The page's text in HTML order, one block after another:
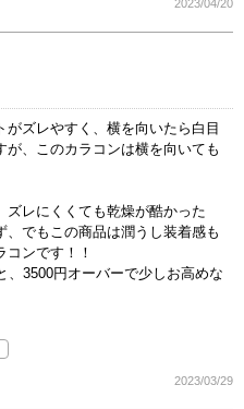
2023/04/20
ズレやすく、横を向いたら白目
、このカラコンは横を向いても
レにくくても乾燥が酷かった
、でもこの商品は潤うし装着感も
ンです！！
、3500円オーバーで少しお高めな
2023/03/29